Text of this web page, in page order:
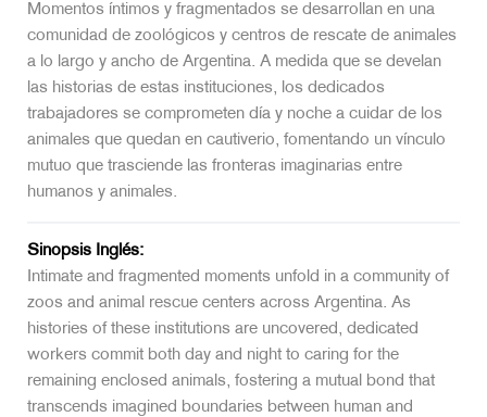
Momentos íntimos y fragmentados se desarrollan en una
comunidad de zoológicos y centros de rescate de animales
a lo largo y ancho de Argentina. A medida que se develan
las historias de estas instituciones, los dedicados
trabajadores se comprometen día y noche a cuidar de los
animales que quedan en cautiverio, fomentando un vínculo
mutuo que trasciende las fronteras imaginarias entre
humanos y animales.
Sinopsis Inglés:
Intimate and fragmented moments unfold in a community of
zoos and animal rescue centers across Argentina. As
histories of these institutions are uncovered, dedicated
workers commit both day and night to caring for the
remaining enclosed animals, fostering a mutual bond that
transcends imagined boundaries between human and